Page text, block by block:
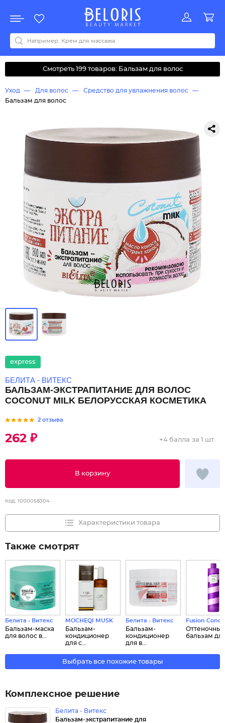
Акции
Все бренды
0-9ABCDEFGHIJKLMNOPQRSTUVWYZАБВДЗИМОКЛНПРСТУФ
Смотреть 199 товаров: Бальзам для волос
Уход Для волос
Средство для увлажнения волос
Бальзам для волос
express
БЕЛИТА - ВИТЕКС
БАЛЬЗАМ-ЭКСТРАПИТАНИЕ ДЛЯ ВОЛОС
COCONUT MILK БЕЛОРУССКАЯ КОСМЕТИКА
2 отзыва
262 ₽
В корзину
+4 балла за 1 шт.
Код: 1000058304
Характеристики товара
Также смотрят
Белита - Витекс
Бальзам-маска
для волос в...
MOCHEQI MUSK
Бальзам-
кондиционер
для с...
Белита - Витекс
Бальзам-
кондиционер
для в...
Fusion
Оттеночный
бальзам
Выбрать все похожие товары
Комплексное решение
Белита - Витекс
Бальзам-экстрапитание для